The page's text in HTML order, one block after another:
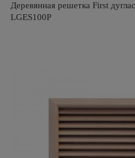
Деревянная решетка First
LGES100P